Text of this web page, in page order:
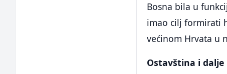
Bosna bila u
imao cilj formirati
većinom Hrvata u
Ostavština i